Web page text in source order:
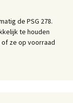
de PSG 278.
te houden
ze op voorraad